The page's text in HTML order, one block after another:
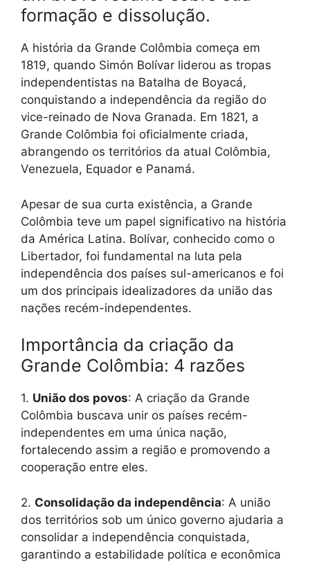
formação e dissolução.
A história da Grande Colômbia começa em
1819, quando Simón Bolívar liderou as tropas
independentistas na Batalha de Boyacá,
conquistando a independência da região do
vice-reinado de Nova Granada. Em 1821, a
Grande Colômbia foi oficialmente criada,
abrangendo os territórios da atual Colômbia,
Venezuela, Equador e Panamá.
Apesar de sua curta existência, a Grande
Colômbia teve um papel significativo na história
da América Latina. Bolívar, conhecido como o
Libertador, foi fundamental na luta pela
independência dos países sul-americanos e foi
um dos principais idealizadores da união das
nações recém-independentes.
Importância da criação da
Grande Colômbia: 4 razões
1. União dos povos: A criação da Grande
Colômbia buscava unir os países recém-
independentes em uma única nação,
fortalecendo assim a região e promovendo a
cooperação entre eles.
2. Consolidação da independência: A união
dos territórios sob um único governo ajudaria a
consolidar a independência conquistada,
garantindo a estabilidade política e econômica